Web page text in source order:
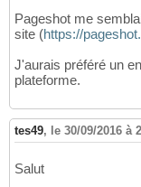
Pageshot me
site (https://
J'aurais préféré un
plateforme.
tes49, le 30/09/2016 à
Salut